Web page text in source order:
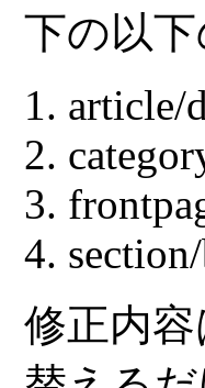
下の以
article/
修正内